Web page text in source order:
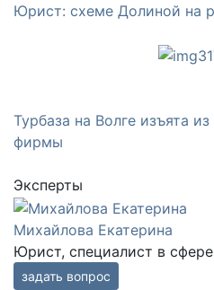
Юрист: схеме Долиной на
Турбаза на Волге изъята
фирмы
Эксперты
Михайлова Екатерина
Юрист, специалист в
задать вопрос